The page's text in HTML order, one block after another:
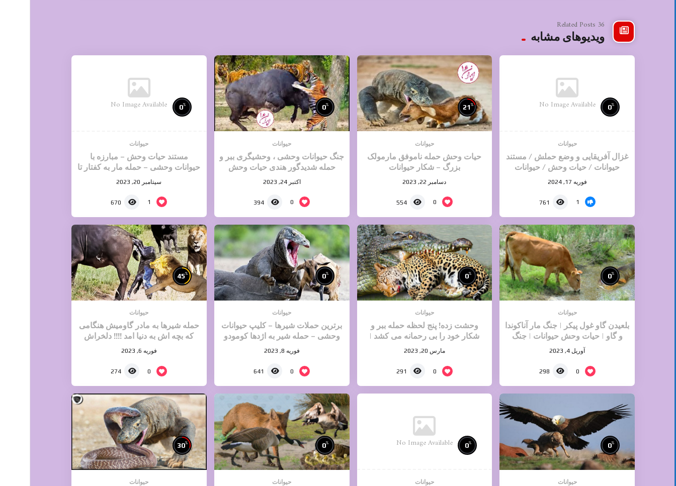
36 Related Posts
ویدیوهای مشابه
No Image Available 0%
حیوانات
غزال آفریقایی و وضع حملش / مستند
حیوانات / حیات وحش / حیوانات
فوریه 17, 2024
1
761
21%
حیوانات
حیات وحش حمله ناموفق مارمولک
بزرگ – شکار حیوانات
دسامبر 22, 2023
0
554
0%
حیوانات
جنگ حیوانات وحشی ، وحشیگری ببر و
حمله شدیدگور هندی حیات وحش
اکتبر 24, 2023
0
394
No Image Available 0%
حیوانات
مستند حیات وحش – مبارزه با
حیوانات وحشی – حمله مار به کفتار تا
آخرین نفسسپتامبر 20, 2023
1
670
0%
حیوانات
بلعیدن گاو غول پیکر | جنگ مار آناکوندا
و گاو | حیات وحش حیوانات | جنگ
حیواناتآوریل 4, 2023
0
298
0%
حیوانات
وحشت زده! پنج لحظه حمله ببر و
شکار خود را بی رحمانه می کشد |
حیوانات وحشی
مارس 20, 2023
0
291
0%
حیوانات
برترین حملات شیرها – کلیپ حیوانات
وحشی – حمله شیر به اژدها کومودو
فوریه 8, 2023
0
641
45%
حیوانات
حمله شیرها به مادر گاومیش هنگامی
که بچه اش به دنیا امد !!!! دلخراش
فوریه 6, 2023
0
274
0%
حیوانات
No Image Available 0%
حیوانات
0%
حیوانات
30%
حیوانات